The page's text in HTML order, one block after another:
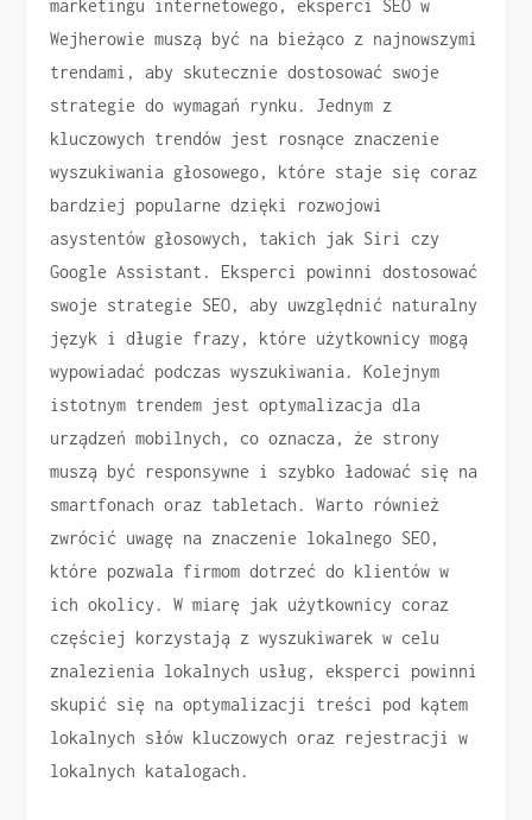
marketingu internetowego, eksperci SEO w
Wejherowie muszą być na bieżąco z najnowszymi
trendami, aby skutecznie dostosować swoje
strategie do wymagań rynku. Jednym z
kluczowych trendów jest rosnące znaczenie
wyszukiwania głosowego, które staje się coraz
bardziej popularne dzięki rozwojowi
asystentów głosowych, takich jak Siri czy
Google Assistant. Eksperci powinni dostosować
swoje strategie SEO, aby uwzględnić naturalny
język i długie frazy, które użytkownicy mogą
wypowiadać podczas wyszukiwania. Kolejnym
istotnym trendem jest optymalizacja dla
urządzeń mobilnych, co oznacza, że strony
muszą być responsywne i szybko ładować się na
smartfonach oraz tabletach. Warto również
zwrócić uwagę na znaczenie lokalnego SEO,
które pozwala firmom dotrzeć do klientów w
ich okolicy. W miarę jak użytkownicy coraz
częściej korzystają z wyszukiwarek w celu
znalezienia lokalnych usług, eksperci powinni
skupić się na optymalizacji treści pod kątem
lokalnych słów kluczowych oraz rejestracji w
lokalnych katalogach.